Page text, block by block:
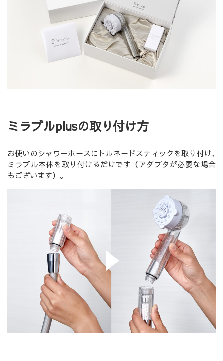
ミラブルplusの取り付け方
お使いのシャワーホースにトルネードスティックを取り付け､
ミラブル本体を取り付けるだけです（アダプタが必要な場合
もございます）｡